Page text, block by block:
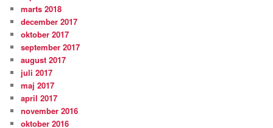
marts 2018
december 2017
oktober 2017
september 2017
august 2017
juli 2017
maj 2017
april 2017
november 2016
oktober 2016